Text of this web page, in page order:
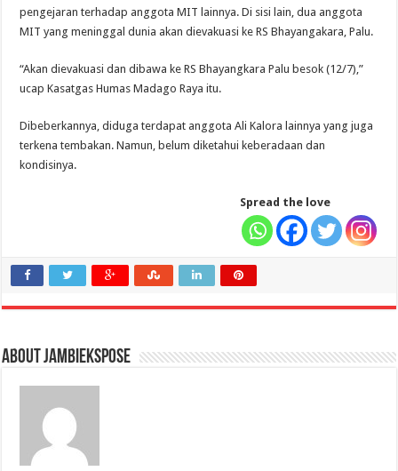
pengejaran terhadap anggota MIT lainnya. Di sisi lain, dua anggota
MIT yang meninggal dunia akan dievakuasi ke RS Bhayangakara, Palu.
“Akan dievakuasi dan dibawa ke RS Bhayangkara Palu besok (12/7),”
ucap Kasatgas Humas Madago Raya itu.
Dibeberkannya, diduga terdapat anggota Ali Kalora lainnya yang juga
terkena tembakan. Namun, belum diketahui keberadaan dan
kondisinya.
Spread the love
About jambiekspose